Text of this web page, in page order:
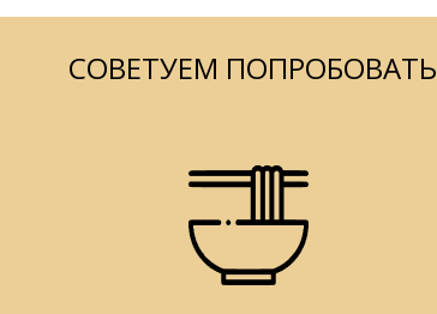
СОВЕТУЕМ ПОПРОБОВАТЬ